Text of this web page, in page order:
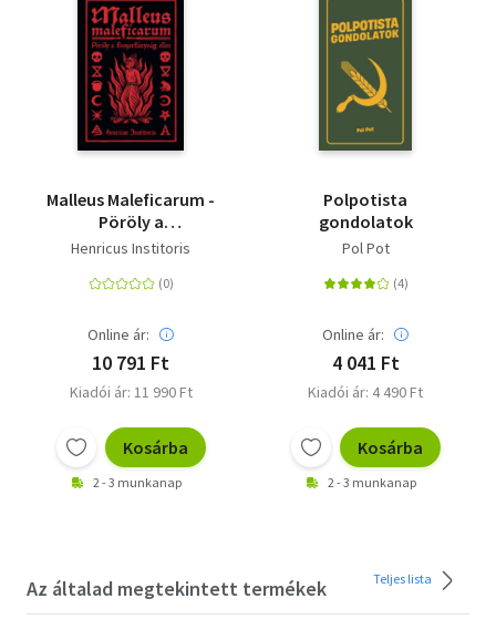
Malleus Maleficarum -
Pöröly a
boszorkányság ellen
Henricus Institoris
Online ár:
10 791 Ft
Kiadói ár: 11 990 Ft
Kosárba
2 - 3 munkanap
Polpotista
gondolatok
Pol Pot
Online ár:
4 041 Ft
Kiadói ár: 4 490 Ft
Kosárba
2 - 3 munkanap
Az általad megtekintett termékek Teljes lista